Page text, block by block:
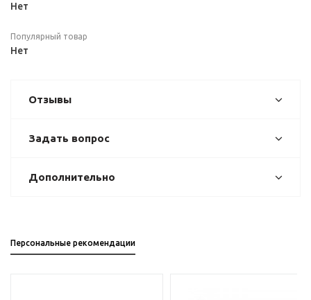
Нет
Популярный товар
Нет
Отзывы
Задать вопрос
Дополнительно
Персональные рекомендации